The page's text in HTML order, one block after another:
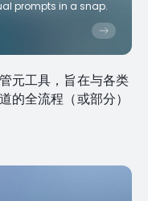
prompts in a snap.
元工具，旨在与各类
的全流程（或部分）